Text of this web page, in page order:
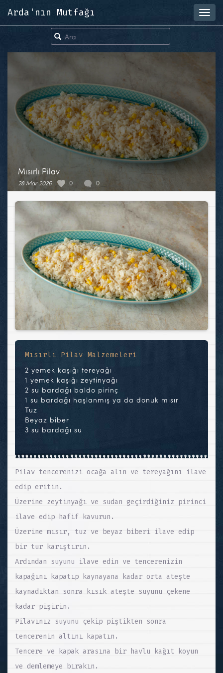
Arda'nın Mutfağı
Mısırlı Pilav
28 Mar 2026 0 0
Mısırlı Pilav Malzemeleri
2 yemek kaşığı tereyağı
1 yemek kaşığı zeytinyağı
2 su bardağı baldo pirinç
1 su bardağı haşlanmış ya da donuk mısır
Tuz
Beyaz biber
3 su bardağı su
Pilav tencerenizi ocağa alın ve tereyağını ilave
edip eritin.
Üzerine zeytinyağı ve sudan geçirdiğiniz pirinci
ilave edip hafif kavurun.
Üzerine mısır, tuz ve beyaz biberi ilave edip
bir tur karıştırın.
Ardından suyunu ilave edin ve tencerenizin
kapağını kapatıp kaynayana kadar orta ateşte
kaynadıktan sonra kısık ateşte suyunu çekene
kadar pişirin.
Pilavınız suyunu çekip piştikten sonra
tencerenin altını kapatın.
Tencere ve kapak arasına bir havlu kağıt koyun
ve demlemeye bırakın.